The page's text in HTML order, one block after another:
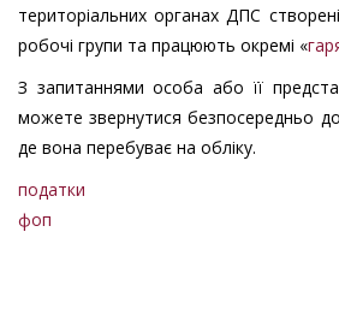
територіальних органах ДПС
робочі групи та працюють окремі «
З запитаннями особа або її
можете звернутися безпосередньо
де вона перебуває на обліку.
податки
фоп